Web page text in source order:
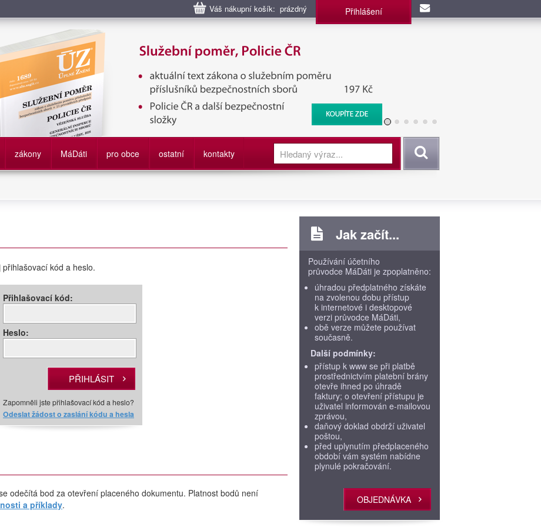
Váš nákupní košík: prázdný Přihlášení
Služební poměr příslušníků bezpečnostních sborů, Policie ČR, Vězeňská služba, BIS, Zpravodajské
služby
zákony MáDáti pro obce ostatní kontakty Vyhledat
kód a heslo.
Přihlašovací kód:
Heslo:
Zapomněli jste přihlašovací kód a heslo?
Odeslat žádost o zaslání kódu a hesla
odečítá bod za otevření placeného dokumentu. Platnost bodů není
a příklady.
Jak začít...
Používání účetního
průvodce MáDáti je zpoplatněno:
úhradou předplatného získáte
na zvolenou dobu přístup
k internetové i desktopové
verzi průvodce MáDáti,
obě verze můžete používat
současně.
Další podmínky:
přístup k www se při platbě
prostřednictvím platební brány
otevře ihned po úhradě
faktury; o otevření přístupu je
uživatel informován e-mailovou
zprávou,
daňový doklad obdrží uživatel
poštou,
před uplynutím předplaceného
období vám systém nabídne
plynulé pokračování.
OBJEDNÁVKA